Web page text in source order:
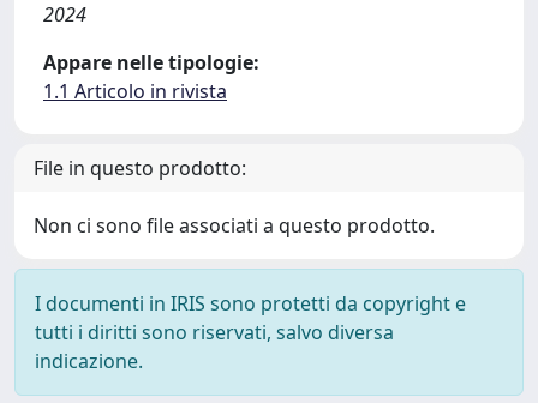
2024
Appare nelle tipologie:
1.1 Articolo in rivista
File in questo prodotto:
Non ci sono file associati a questo prodotto.
I documenti in IRIS sono protetti da copyright e
tutti i diritti sono riservati, salvo diversa
indicazione.